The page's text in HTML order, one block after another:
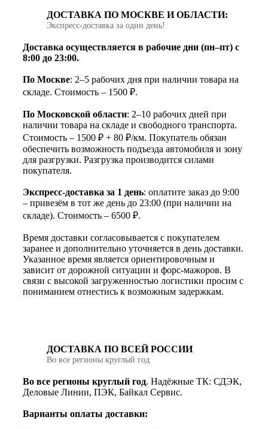
ДОСТАВКА ПО МОСКВЕ И ОБЛАСТИ:
Экспресс‑доставка за один день!
Доставка осуществляется в рабочие дни (пн–пт) с
8:00 до 23:00.
По Москве: 2–5 рабочих дня при наличии товара на
складе. Стоимость – 1500 ₽.
По Московской области: 2–10 рабочих дней при
наличии товара на складе и свободного транспорта.
Стоимость – 1500 ₽ + 80 ₽/км. Покупатель обязан
обеспечить возможность подъезда автомобиля и зону
для разгрузки. Разгрузка производится силами
покупателя.
Экспресс-доставка за 1 день: оплатите заказ до 9:00
– привезём в тот же день до 23:00 (при наличии на
складе). Стоимость – 6500 ₽.
Время доставки согласовывается с покупателем
заранее и дополнительно уточняется в день доставки.
Указанное время является ориентировочным и
зависит от дорожной ситуации и форс-мажоров. В
связи с высокой загруженностью логистики просим с
пониманием отнестись к возможным задержкам.
ДОСТАВКА ПО ВСЕЙ РОССИИ
Во все регионы круглый год
Во все регионы круглый год. Надёжные ТК: СДЭК,
Деловые Линии, ПЭК, Байкал Сервис.
Варианты оплаты доставки: